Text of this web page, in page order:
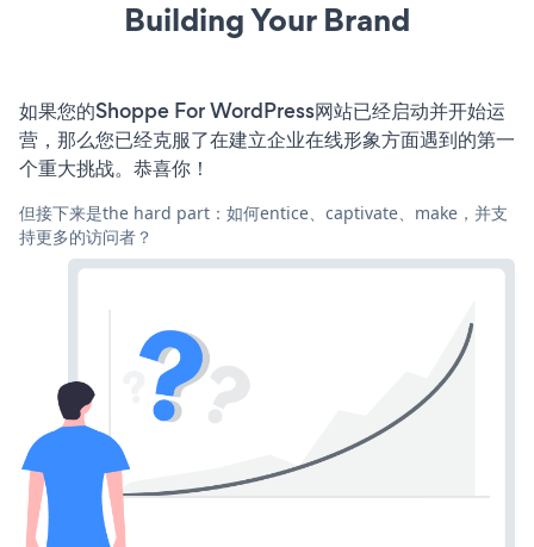
Building Your Brand
如果您的Shoppe For WordPress网站已经启动并开始运
营，那么您已经克服了在建立企业在线形象方面遇到的第一
个重大挑战。恭喜你！
但接下来是the hard part：如何entice、captivate、make，并支
持更多的访问者？